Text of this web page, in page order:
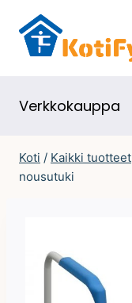
sisältöön
Verkkokauppa
Koti / Kaikki tuotteet
nousutuki